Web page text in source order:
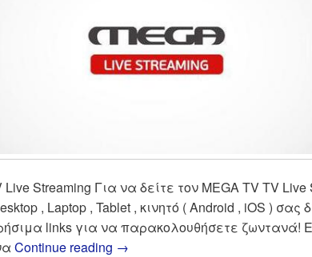
Live Streaming Για να δείτε τον MEGA TV TV Live
, Laptop , Tablet , κινητό ( Android , iOS ) σας
links για να παρακολουθήσετε ζωντανά!
Continue reading MEGA TV Live Streaming | Δες
→